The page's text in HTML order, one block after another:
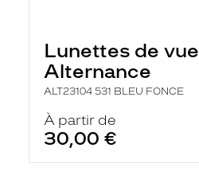
Lunettes de vue
Alternance
ALT23104 531 BLEU FONCE
À partir de
30,00 €